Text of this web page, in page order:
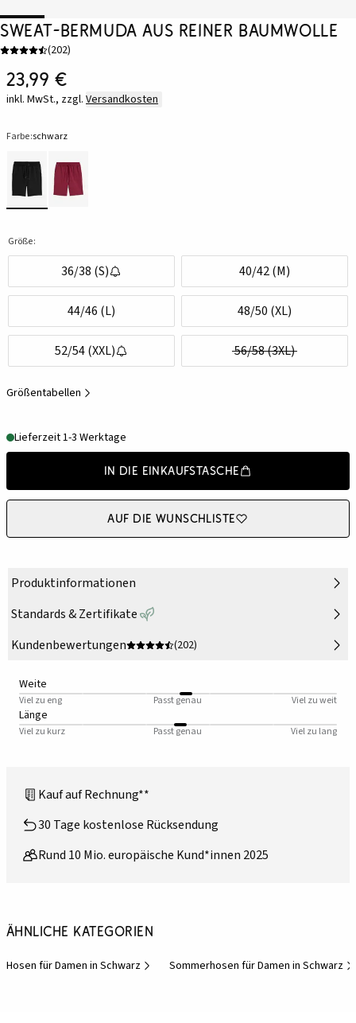
Sweat-Bermuda aus reiner Baumwolle
(202)
23,99 €
inkl. MwSt., zzgl. Versandkosten
Farbe:schwarz
Größe:
36/38 (S) 40/42 (M)
44/46 (L) 48/50 (XL)
52/54 (XXL) 56/58 (3XL)
Größentabellen
Lieferzeit 1-3 Werktage
In die Einkaufstasche
Auf die Wunschliste
Produktinformationen
Standards & Zertifikate
Kundenbewertungen
(202)
Weite
Viel zu eng Passt genau Viel zu weit
Länge
Viel zu kurz Passt genau Viel zu lang
Kauf auf Rechnung**
30 Tage kostenlose Rücksendung
Rund 10 Mio. europäische Kund*innen 2025
Ähnliche Kategorien
Hosen für Damen in Schwarz Sommerhosen für Damen in Schwarz